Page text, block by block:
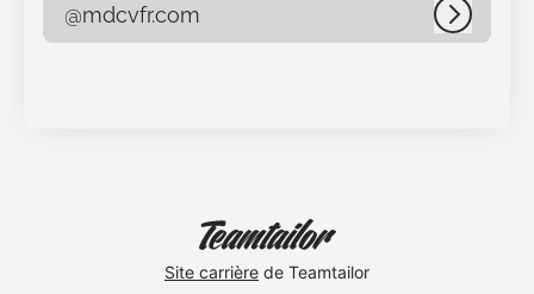
@mdcvfr.com
Site carrière de Teamtailor